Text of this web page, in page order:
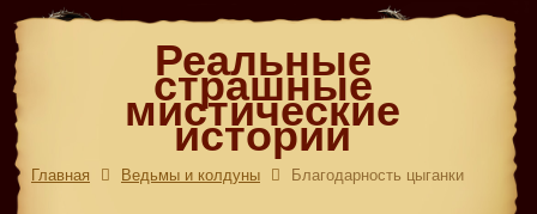
Реальные
страшные
мистические
истории
Главная Ведьмы и колдуны Благодарность цыганки